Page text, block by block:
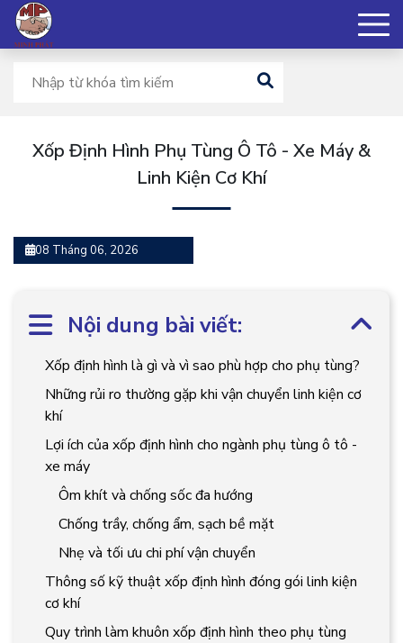
Xốp Định Hình Phụ Tùng Ô Tô - Xe Máy &
Linh Kiện Cơ Khí
08 Tháng 06, 2026
Nội dung bài viết:
Xốp định hình là gì và vì sao phù hợp cho phụ tùng?
Những rủi ro thường gặp khi vận chuyển linh kiện cơ
khí
Lợi ích của xốp định hình cho ngành phụ tùng ô tô -
xe máy
Ôm khít và chống sốc đa hướng
Chống trầy, chống ẩm, sạch bề mặt
Nhẹ và tối ưu chi phí vận chuyển
Thông số kỹ thuật xốp định hình đóng gói linh kiện
cơ khí
Quy trình làm khuôn xốp định hình theo phụ tùng